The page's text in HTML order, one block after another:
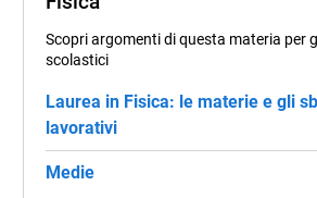
Scopri argomenti di questa materia per
scolastici
Laurea in Fisica: le materie e gli
lavorativi
Medie